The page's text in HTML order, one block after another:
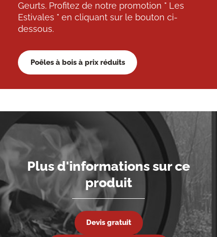
Geurts. Profitez de notre promotion " Les
Estivales " en cliquant sur le bouton ci-
dessous.
Poêles à bois à prix réduits
Plus d'informations sur ce
produit
Devis gratuit